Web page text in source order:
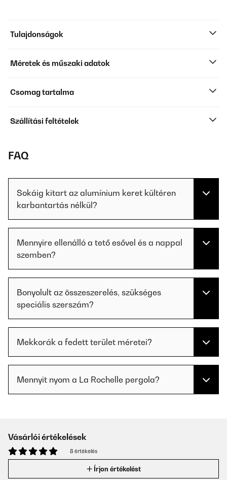
Tulajdonságok
Méretek és műszaki adatok
Csomag tartalma
Szállítási feltételek
FAQ
Sokáig kitart az alumínium keret kültéren
karbantartás nélkül?
Mennyire ellenálló a tető esővel és a nappal
szemben?
Bonyolult az összeszerelés, szükséges
speciális szerszám?
Mekkorák a fedett terület méretei?
Mennyit nyom a La Rochelle pergola?
Vásárlói értékelések
8 értékelés
Írjon értékelést